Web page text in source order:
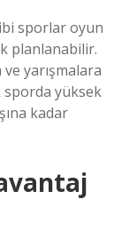
sporlar oyun
planlanabilir.
yarışmalara
sporda yüksek
kadar